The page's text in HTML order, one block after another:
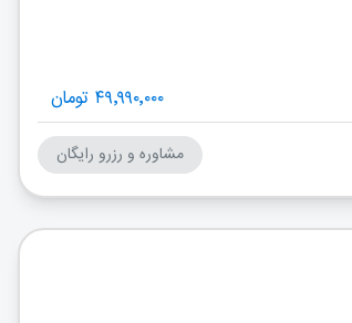
۴۹٬۹۹۰٬۰۰۰ تومان
مشاوره و رزرو رایگان